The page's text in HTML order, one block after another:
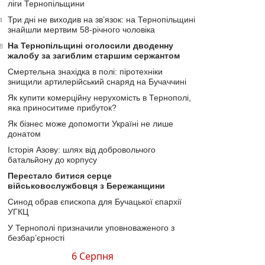
ліги Тернопільщини
Три дні не виходив на зв’язок: на Тернопільщині
знайшли мертвим 58-річного чоловіка
На Тернопільщині оголосили дводенну
жалобу за загиблим старшим сержантом
Смертельна знахідка в полі: піротехніки
знищили артилерійський снаряд на Бучаччині
Як купити комерційну нерухомість в Тернополі,
яка приноситиме прибуток?
Як бізнес може допомогти Україні не лише
донатом
Історія Азову: шлях від добровольчого
батальйону до корпусу
Перестало битися серце
військовослужбовця з Бережанщини
Синод обрав єпископа для Бучацької єпархії
УГКЦ
У Тернополі призначили уповноваженого з
безбар’єрності
6 Серпня